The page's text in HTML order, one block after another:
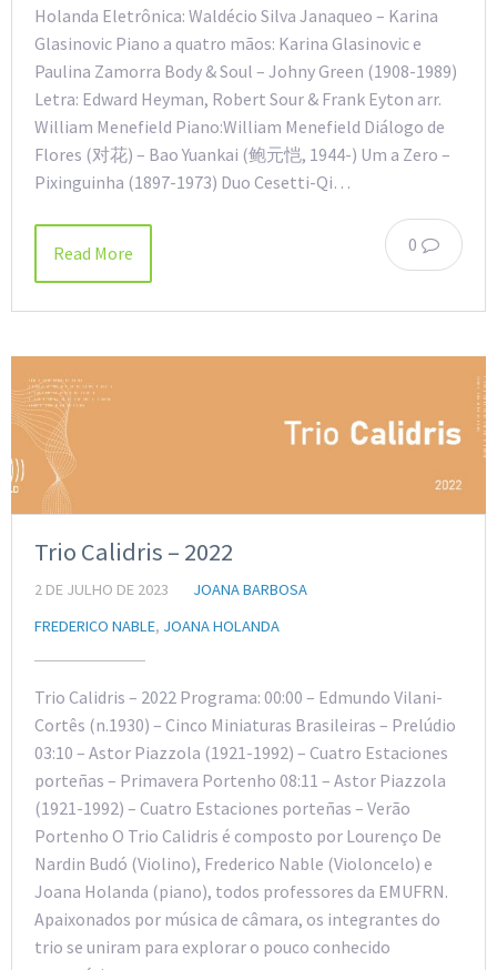
Holanda Eletrônica: Waldécio Silva Janaqueo – Karina
Glasinovic Piano a quatro mãos: Karina Glasinovic e
Paulina Zamorra Body & Soul – Johny Green (1908-1989)
Letra: Edward Heyman, Robert Sour & Frank Eyton arr.
William Menefield Piano:William Menefield Diálogo de
Flores (对花) – Bao Yuankai (鲍元恺, 1944-) Um a Zero –
Pixinguinha (1897-1973) Duo Cesetti-Qi…
0
Read More
Trio Calidris – 2022
2 DE JULHO DE 2023
JOANA BARBOSA
FREDERICO NABLE, JOANA HOLANDA
Trio Calidris – 2022 Programa: 00:00 – Edmundo Vilani-
Cortês (n.1930) – Cinco Miniaturas Brasileiras – Prelúdio
03:10 – Astor Piazzola (1921-1992) – Cuatro Estaciones
porteñas – Primavera Portenho 08:11 – Astor Piazzola
(1921-1992) – Cuatro Estaciones porteñas – Verão
Portenho O Trio Calidris é composto por Lourenço De
Nardin Budó (Violino), Frederico Nable (Violoncelo) e
Joana Holanda (piano), todos professores da EMUFRN.
Apaixonados por música de câmara, os integrantes do
trio se uniram para explorar o pouco conhecido